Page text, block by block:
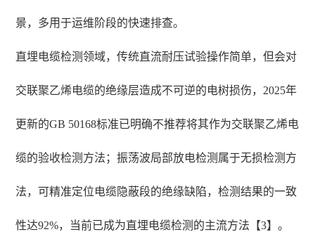
景，多用于运维阶段的快速排查。
直埋电缆检测领域，传统直流耐压试验操作简单，但会对
交联聚乙烯电缆的绝缘层造成不可逆的电树损伤，2025年
更新的GB 50168标准已明确不推荐将其作为交联聚乙烯电
缆的验收检测方法；振荡波局部放电检测属于无损检测方
法，可精准定位电缆隐蔽段的绝缘缺陷，检测结果的一致
性达92%，当前已成为直埋电缆检测的主流方法【3】。